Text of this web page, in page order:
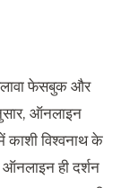
फेसबुक और
ऑनलाइन
काशी विश्वनाथ के
ही दर्शन